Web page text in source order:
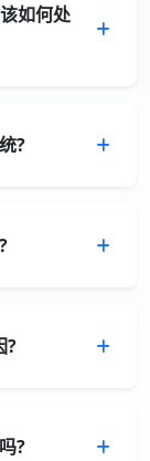
如何处
?
?
?